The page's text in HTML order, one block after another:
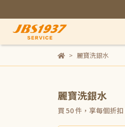
麗寶洗銀水
麗寶洗銀水
買 50 件， 享每個折扣